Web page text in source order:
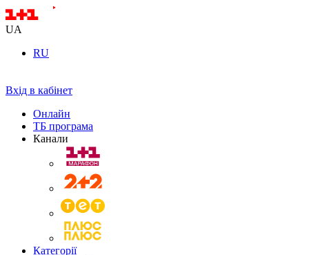
UA
RU
Вхід в кабінет
Онлайн
ТБ програма
Канали
Категорії